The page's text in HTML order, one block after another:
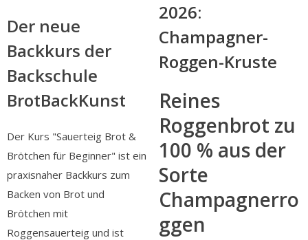
Der neue
Backkurs der
Backschule
BrotBackKunst
Der Kurs "Sauerteig Brot &
Brötchen für Beginner" ist ein
praxisnaher Backkurs zum
Backen von Brot und
Brötchen mit
Roggensauerteig und ist
2026:
Champagner-
Roggen-Kruste
Reines
Roggenbrot zu
100 % aus der
Sorte
Champagnerro
ggen